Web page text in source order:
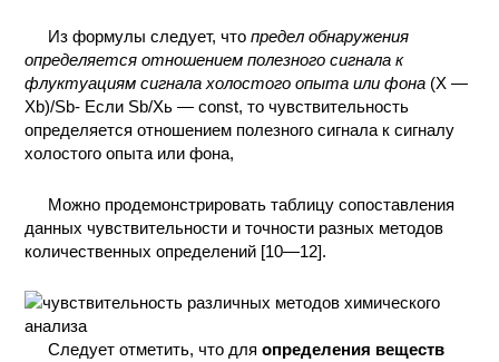
Из формулы следует, что предел обнаружения
определяется отношением полезного сигнала к
флуктуациям сигнала холостого опыта или фона (X —
Xb)/Sb- Если Sb/Хь — const, то чувствительность
определяется отношением полезного сигнала к сигналу
холостого опыта или фона,
Можно продемонстрировать таблицу сопоставления
данных чувствительности и точности разных методов
количественных определений [10—12].
Следует отметить, что для определения веществ